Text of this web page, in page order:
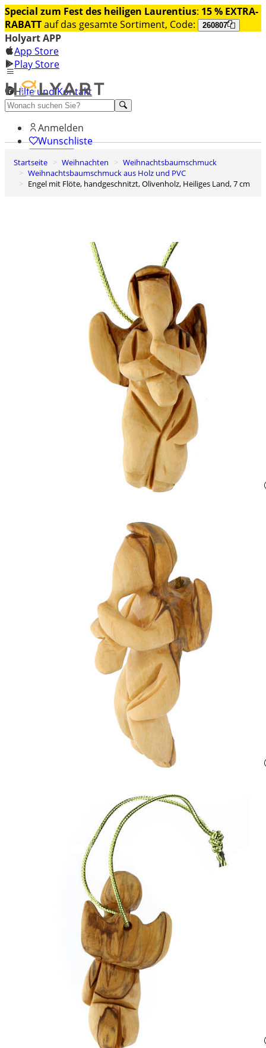
Special zum Fest des heiligen Laurentius: 15 % EXTRA-
RABATTauf das gesamte Sortiment, Code: 260807
Holyart APP
App Store
Play Store
Hilfe und Kontakt
Entdecken Sie Premium
Anmelden
Wunschliste
0
Warenkorb
Startseite Weihnachten
Weihnachtsbaumschmuck
Weihnachtsbaumschmuck aus Holz und PVC
Engel mit Flöte, handgeschnitzt, Olivenholz, Heiliges Land, 7 cm